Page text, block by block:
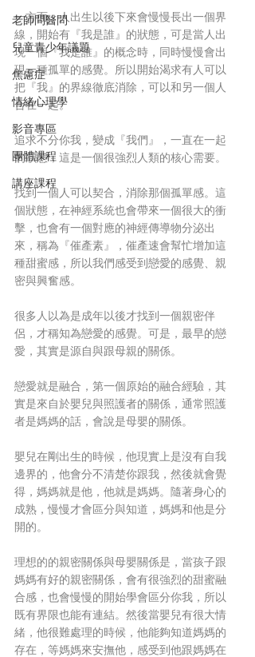
老師問醫問
兒童青少年議題
焦慮症
情緒心理學
影音專區
團體課程
講座課程
一方面，人出生以後下來會慢慢長出一個界
線，開始有『我是誰』的狀態，可是當人出
現一個『我是誰』的概念時，同時慢慢會出
現一種孤單的感覺。所以開始渴求有人可以
把『我』的界線徹底消除，可以和另一個人
合在一起。
追求不分你我，變成『我們』，一直在一起
的狀態，這是一個很強烈人類的核心需要。
找到一個人可以契合，消除那個孤單感。這
個狀態，在神經系統也會帶來一個很大的衝
擊，也會有一個對應的神經傳導物分泌出
來，稱為『催產素』，催產速會幫忙增加這
種甜蜜感，所以我們感受到戀愛的感覺、親
密與興奮感。
很多人以為是成年以後才找到一個親密伴
侶，才稱知為戀愛的感覺。可是，最早的戀
愛，其實是源自與跟母親的關係。
戀愛就是融合，第一個原始的融合經驗，其
實是來自於嬰兒與照護者的關係，通常照護
者是媽媽的話，會說是母嬰的關係。
嬰兒在剛出生的時候，他現實上是沒有自我
邊界的，他會分不清楚你跟我，然後就會覺
得，媽媽就是他，他就是媽媽。隨著身心的
成熟，慢慢才會區分與知道，媽媽和他是分
開的。
理想的的親密關係與母嬰關係是，當孩子跟
媽媽有好的親密關係，會有很強烈的甜蜜融
合感，也會慢慢的開始學會區分你我，所以
既有界限也能有連結。然後當嬰兒有很大情
緒，他很難處理的時候，他能夠知道媽媽的
存在，等媽媽來安撫他，感受到他跟媽媽在